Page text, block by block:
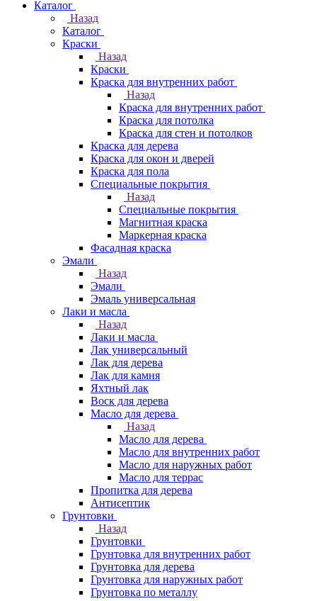
Каталог
Назад
Каталог
Краски
Назад
Краски
Краска для внутренних работ
Назад
Краска для внутренних работ
Краска для потолка
Краска для стен и потолков
Краска для дерева
Краска для окон и дверей
Краска для пола
Специальные покрытия
Назад
Специальные покрытия
Магнитная краска
Маркерная краска
Фасадная краска
Эмали
Назад
Эмали
Эмаль универсальная
Лаки и масла
Назад
Лаки и масла
Лак универсальный
Лак для дерева
Лак для камня
Яхтный лак
Воск для дерева
Масло для дерева
Назад
Масло для дерева
Масло для внутренних работ
Масло для наружных работ
Масло для террас
Пропитка для дерева
Антисептик
Грунтовки
Назад
Грунтовки
Грунтовка для внутренних работ
Грунтовка для дерева
Грунтовка для наружных работ
Грунтовка по металлу